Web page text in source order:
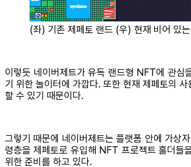
(좌) 기존 제페토 랜드 (우) 현재 비어 있
이렇듯 네이버제트가 유독 랜드형 NFT에 관심
기 위한 놀이터에 가깝다. 또한 현재 제페토의
할 수 있기 때문이다.
그렇기 때문에 네이버제트는 플랫폼 안에 가상
령층을 제페토로 유입해 NFT 프로젝트 홀더들
위한 준비를 하고 있다.